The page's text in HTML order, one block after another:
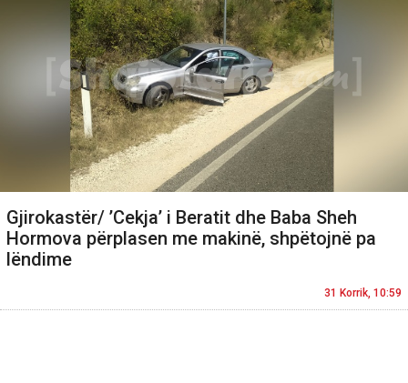
Gjirokastër/ ’Cekja’ i Beratit dhe Baba Sheh
Hormova përplasen me makinë, shpëtojnë pa
lëndime
31 Korrik, 10:59